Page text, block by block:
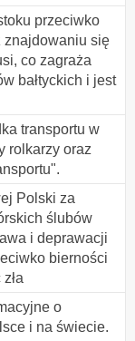
przeciwko
znajdowaniu się
co zagraża
bałtyckich i jest
transportu w
rolkarzy oraz
Polski za
ślubów
i deprawacji
bierności
o
i na świecie.